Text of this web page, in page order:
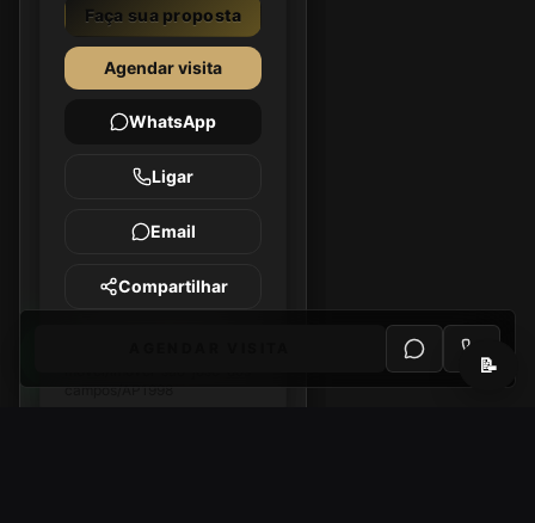
Faça sua proposta
Agendar visita
WhatsApp
Ligar
Email
Compartilhar
campos/AP1998
📝